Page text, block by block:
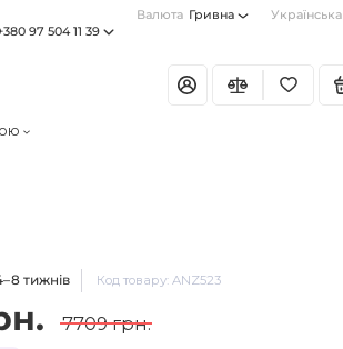
97 504 11 39
Валюта Гривна Українська
тижнів Код товару: ANZ523
7709 грн.